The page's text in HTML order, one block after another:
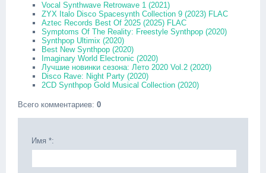
Vocal Synthwave Retrowave 1 (2021)
ZYX Italo Disco Spacesynth Collection 9 (2023) FLAC
Aztec Records Best Of 2025 (2025) FLAC
Symptoms Of The Reality: Freestyle Synthpop (2020)
Synthpop Ultimix (2020)
Best New Synthpop (2020)
Imaginary World Electronic (2020)
Лучшие новинки сезона: Лето 2020 Vol.2 (2020)
Disco Rave: Night Party (2020)
2CD Synthpop Gold Musical Collection (2020)
Всего комментариев: 0
Имя *: